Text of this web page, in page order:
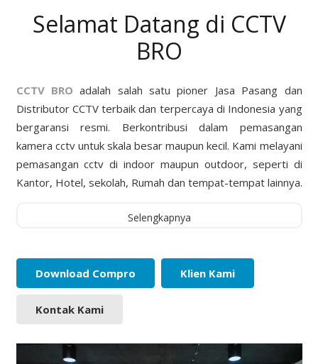
Selamat Datang di CCTV
BRO
CCTV BRO adalah salah satu pioner Jasa Pasang dan
Distributor CCTV terbaik dan terpercaya di Indonesia yang
bergaransi resmi. Berkontribusi dalam pemasangan
kamera cctv untuk skala besar maupun kecil. Kami melayani
pemasangan cctv di indoor maupun outdoor, seperti di
Kantor, Hotel, sekolah, Rumah dan tempat-tempat lainnya.
Selengkapnya
Download Compro Klien Kami
Kontak Kami